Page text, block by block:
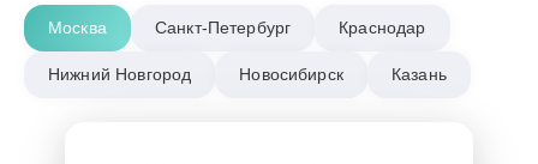
Москва Санкт-Петербург Краснодар
Нижний Новгород Новосибирск Казань